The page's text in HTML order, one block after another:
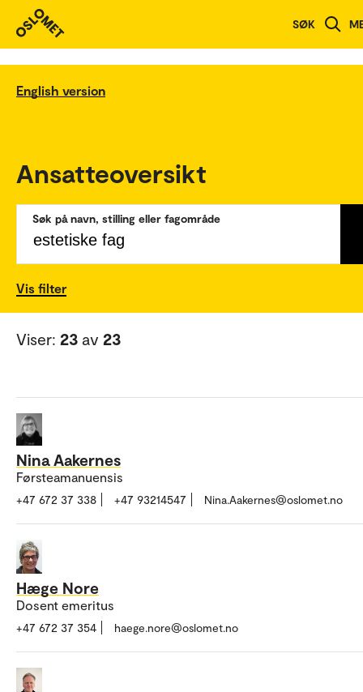
SØK
English version
Ansatteoversikt
Søk på navn, stilling eller fagområde
Vis filter
Viser: 23 av 23
Nina Aakernes
Førsteamanuensis
+47 672 37 338 +47 93214547 Nina.Aakernes@oslomet.no
Hæge Nore
Dosent emeritus
+47 672 37 354 haege.nore@oslomet.no